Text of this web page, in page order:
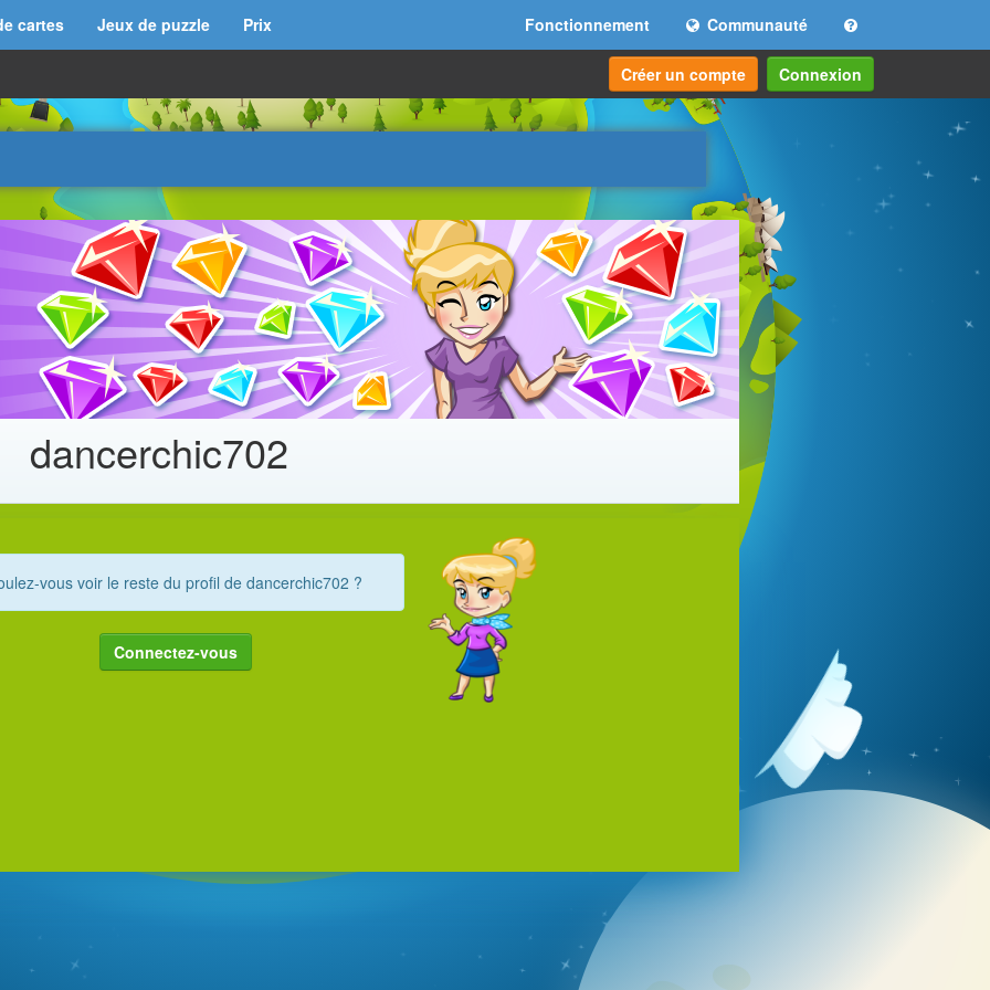
cartes Jeux de puzzle Prix Fonctionnement Communauté
Créer un compte Connexion
dancerchic702
vous voir le reste du profil de dancerchic702 ?
Connectez-vous